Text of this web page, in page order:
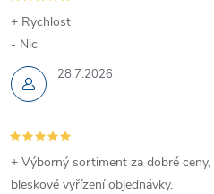
28.7.2026
+ Rychlost
- Nic
+ Výborný sortiment za dobré ceny,
bleskové vyřízení objednávky.